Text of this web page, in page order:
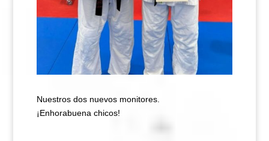
Nuestros dos nuevos monitores.
¡Enhorabuena chicos!